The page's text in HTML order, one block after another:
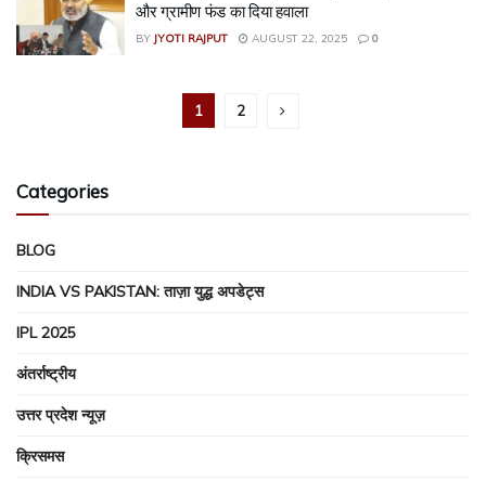
और ग्रामीण फंड का दिया हवाला
BY JYOTI RAJPUT AUGUST 22, 2025 0
1 2
Categories
BLOG
INDIA VS PAKISTAN: ताज़ा युद्ध अपडेट्स
IPL 2025
अंतर्राष्ट्रीय
उत्तर प्रदेश न्यूज़
क्रिसमस